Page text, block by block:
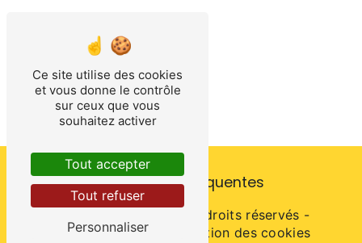
Recherches fréquentes
- 2026 - Tous droits réservés -
Mentions légales
Gestion des cookies
Ce site utilise des cookies
et vous donne le contrôle
sur ceux que vous
souhaitez activer
Tout accepter
Tout refuser
Personnaliser